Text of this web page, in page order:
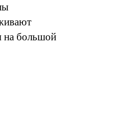
на большой